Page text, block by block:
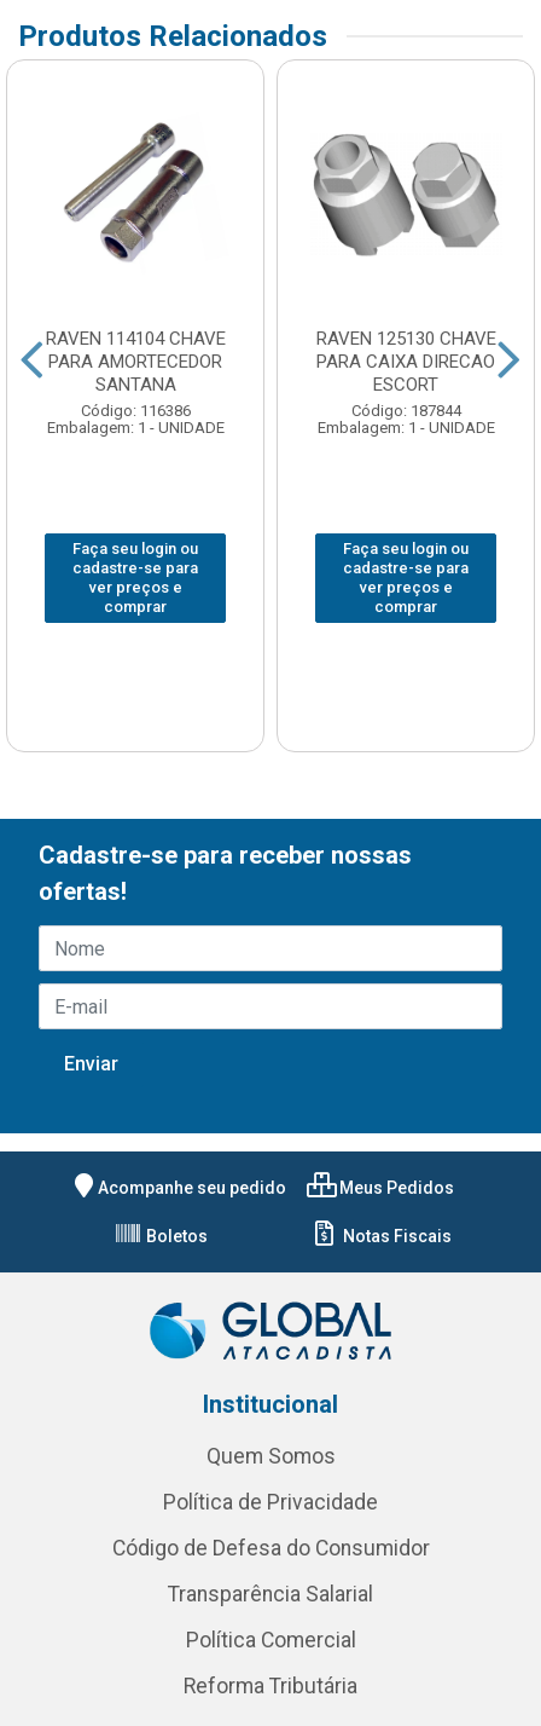
Produtos Relacionados
RAVEN 114104 CHAVE
PARA AMORTECEDOR
SANTANA
Código: 116386
Embalagem: 1 - UNIDADE
Faça seu login ou
cadastre-se para
ver preços e
comprar
RAVEN 125130 CHAVE
PARA CAIXA DIRECAO
ESCORT
Código: 187844
Embalagem: 1 - UNIDADE
Faça seu login ou
cadastre-se para
ver preços e
comprar
Cadastre-se para receber nossas
ofertas!
Acompanhe seu pedido Meus Pedidos
Boletos Notas Fiscais
Institucional
Quem Somos
Política de Privacidade
Código de Defesa do Consumidor
Transparência Salarial
Política Comercial
Reforma Tributária